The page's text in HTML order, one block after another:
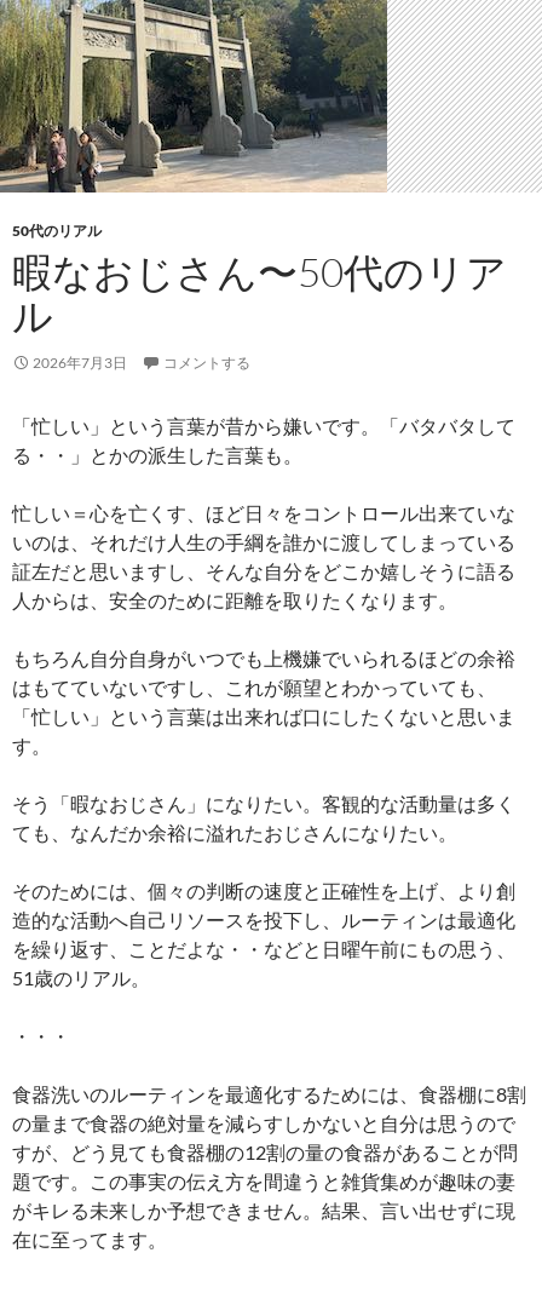
50代のリアル
暇なおじさん〜50代のリア
ル
2026年7月3日 コメントする
「忙しい」という言葉が昔から嫌いです。「バタバタして
る・・」とかの派生した言葉も。
忙しい＝心を亡くす、ほど日々をコントロール出来ていな
いのは、それだけ人生の手綱を誰かに渡してしまっている
証左だと思いますし、そんな自分をどこか嬉しそうに語る
人からは、安全のために距離を取りたくなります。
もちろん自分自身がいつでも上機嫌でいられるほどの余裕
はもてていないですし、これが願望とわかっていても、
「忙しい」という言葉は出来れば口にしたくないと思いま
す。
そう「暇なおじさん」になりたい。客観的な活動量は多く
ても、なんだか余裕に溢れたおじさんになりたい。
そのためには、個々の判断の速度と正確性を上げ、より創
造的な活動へ自己リソースを投下し、ルーティンは最適化
を繰り返す、ことだよな・・などと日曜午前にもの思う、
51歳のリアル。
・・・
食器洗いのルーティンを最適化するためには、食器棚に8割
の量まで食器の絶対量を減らすしかないと自分は思うので
すが、どう見ても食器棚の12割の量の食器があることが問
題です。この事実の伝え方を間違うと雑貨集めが趣味の妻
がキレる未来しか予想できません。結果、言い出せずに現
在に至ってます。